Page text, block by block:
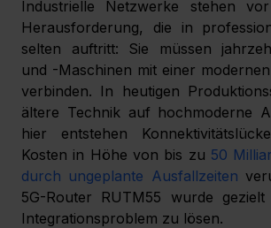
Industrielle Netzwerke stehen
Herausforderung, die in
selten auftritt: Sie müssen
und -Maschinen mit einer
verbinden. In heutigen
ältere Technik auf hochmoderne
hier entstehen
Kosten in Höhe von bis zu 50
durch ungeplante Ausfallzeiten
5G-Router RUTM55 wurde
Integrationsproblem zu lösen.